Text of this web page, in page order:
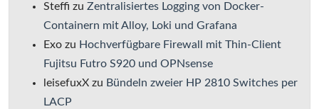
Steffi zu Zentralisiertes Logging von Docker-
Containern mit Alloy, Loki und Grafana
Exo zu Hochverfügbare Firewall mit Thin-Client
Fujitsu Futro S920 und OPNsense
leisefuxX zu Bündeln zweier HP 2810 Switches per
LACP